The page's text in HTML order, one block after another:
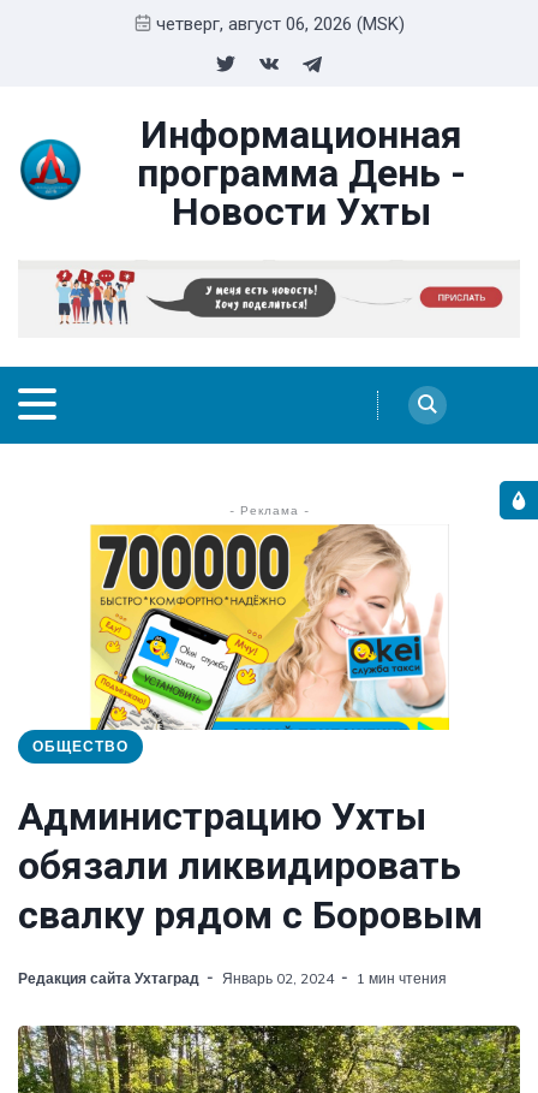
четверг, август 06, 2026 (MSK)
Информационная
программа День -
Новости Ухты
- Реклама -
ОБЩЕСТВО
Администрацию Ухты
обязали ликвидировать
свалку рядом с Боровым
Редакция сайта Ухтаград Январь 02, 2024 1 мин чтения